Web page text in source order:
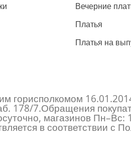
Вечерние
Платья
Платья на
горисполкомом
178/7.Обращения
магазинов
в соответствии с